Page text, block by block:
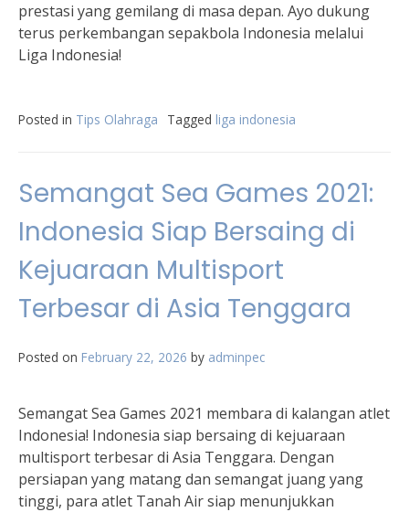
prestasi yang gemilang di masa depan. Ayo dukung
terus perkembangan sepakbola Indonesia melalui
Liga Indonesia!
Posted in Tips Olahraga Tagged liga indonesia
Semangat Sea Games 2021:
Indonesia Siap Bersaing di
Kejuaraan Multisport
Terbesar di Asia Tenggara
Posted on February 22, 2026 by adminpec
Semangat Sea Games 2021 membara di kalangan atlet
Indonesia! Indonesia siap bersaing di kejuaraan
multisport terbesar di Asia Tenggara. Dengan
persiapan yang matang dan semangat juang yang
tinggi, para atlet Tanah Air siap menunjukkan